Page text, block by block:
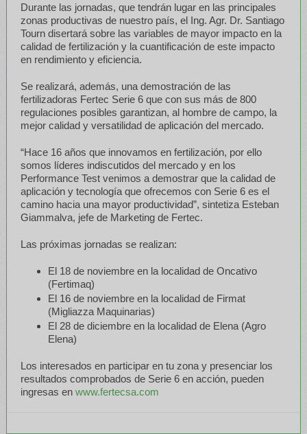
Durante las jornadas, que tendrán lugar en las principales
zonas productivas de nuestro país, el Ing. Agr. Dr. Santiago
Tourn disertará sobre las variables de mayor impacto en la
calidad de fertilización y la cuantificación de este impacto
en rendimiento y eficiencia.
Se realizará, además, una demostración de las
fertilizadoras Fertec Serie 6 que con sus más de 800
regulaciones posibles garantizan, al hombre de campo, la
mejor calidad y versatilidad de aplicación del mercado.
“Hace 16 años que innovamos en fertilización, por ello
somos líderes indiscutidos del mercado y en los
Performance Test venimos a demostrar que la calidad de
aplicación y tecnología que ofrecemos con Serie 6 es el
camino hacia una mayor productividad”, sintetiza Esteban
Giammalva, jefe de Marketing de Fertec.
Las próximas jornadas se realizan:
El 18 de noviembre en la localidad de Oncativo
(Fertimaq)
El 16 de noviembre en la localidad de Firmat
(Migliazza Maquinarias)
El 28 de diciembre en la localidad de Elena (Agro
Elena)
Los interesados en participar en tu zona y presenciar los
resultados comprobados de Serie 6 en acción, pueden
ingresas en www.fertecsa.com